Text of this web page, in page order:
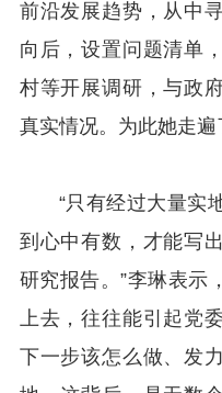
前沿发展趋势，从中
向后，设置问题清单
村等开展调研，与政
真实情况。为此她走遍
“只有经过大量实
到心中有数，才能写
研究报告。”李琳表示
上去，往往能引起党
下一步该怎么做、发